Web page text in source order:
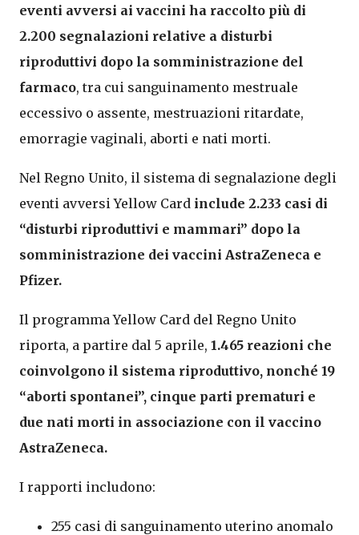
eventi avversi ai vaccini ha raccolto più di
2.200 segnalazioni relative a disturbi
riproduttivi dopo la somministrazione del
farmaco, tra cui sanguinamento mestruale
eccessivo o assente, mestruazioni ritardate,
emorragie vaginali, aborti e nati morti.
Nel Regno Unito, il sistema di segnalazione degli
eventi avversi Yellow Card include 2.233 casi di
“disturbi riproduttivi e mammari” dopo la
somministrazione dei vaccini AstraZeneca e
Pfizer.
Il programma Yellow Card del Regno Unito
riporta, a partire dal 5 aprile, 1.465 reazioni che
coinvolgono il sistema riproduttivo, nonché 19
“aborti spontanei”, cinque parti prematuri e
due nati morti in associazione con il vaccino
AstraZeneca.
I rapporti includono:
255 casi di sanguinamento uterino anomalo